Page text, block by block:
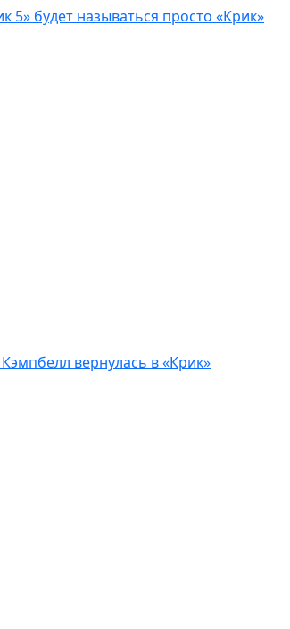
5» будет называться просто «Крик»
вернулась в «Крик»